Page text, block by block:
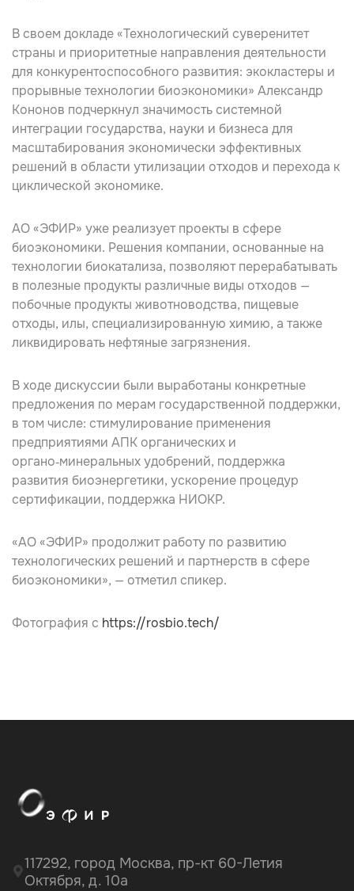
В своем докладе «Технологический суверенитет
страны и приоритетные направления деятельности
для конкурентоспособного развития: экокластеры и
прорывные технологии биоэкономики» Александр
Кононов подчеркнул значимость системной
интеграции государства, науки и бизнеса для
масштабирования экономически эффективных
решений в области утилизации отходов и перехода к
циклической экономике.
АО «ЭФИР» уже реализует проекты в сфере
биоэкономики. Решения компании, основанные на
технологии биокатализа, позволяют перерабатывать
в полезные продукты различные виды отходов —
побочные продукты животноводства, пищевые
отходы, илы, специализированную химию, а также
ликвидировать нефтяные загрязнения.
В ходе дискуссии были выработаны конкретные
предложения по мерам государственной поддержки,
в том числе: стимулирование применения
предприятиями АПК органических и
органо‑минеральных удобрений, поддержка
развития биоэнергетики, ускорение процедур
сертификации, поддержка НИОКР.
«АО «ЭФИР» продолжит работу по развитию
технологических решений и партнерств в сфере
биоэкономики», — отметил спикер.
Фотография с https://rosbio.tech/
117292, город Москва, пр-кт 60-Летия
Октября, д. 10а